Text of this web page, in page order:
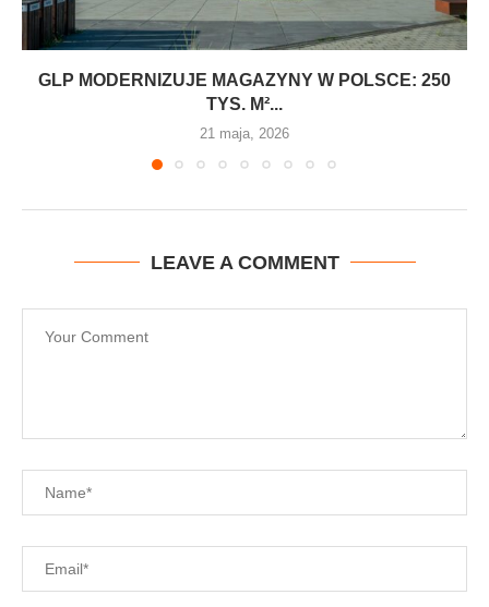
GLP MODERNIZUJE MAGAZYNY W POLSCE: 250
TYS. M²...
21 maja, 2026
LEAVE A COMMENT